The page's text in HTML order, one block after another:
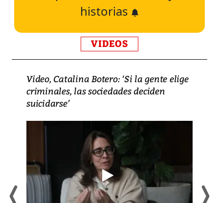
historias
VIDEOS
Video, Catalina Botero: ‘Si la gente elige
criminales, las sociedades deciden
suicidarse’